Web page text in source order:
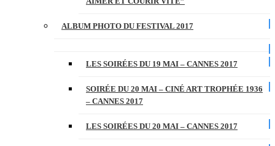
ALBUM PHOTO DU FESTIVAL 2017
LES SOIRÉES DU 19 MAI – CANNES 2017
SOIRÉE DU 20 MAI – CINÉ ART TROPHÉE 1936
– CANNES 2017
LES SOIRÉES DU 20 MAI – CANNES 2017